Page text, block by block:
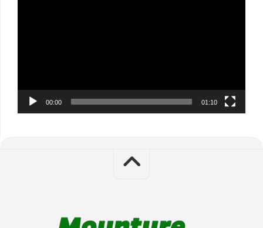
00:00 01:10